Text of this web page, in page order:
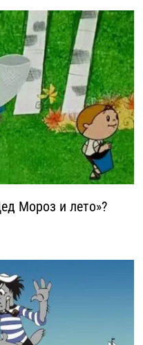
Мороз и лето»?